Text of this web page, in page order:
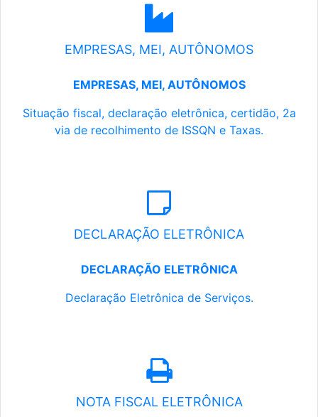
EMPRESAS, MEI, AUTÔNOMOS
EMPRESAS, MEI, AUTÔNOMOS
Situação fiscal, declaração eletrônica, certidão, 2a
via de recolhimento de ISSQN e Taxas.
DECLARAÇÃO ELETRÔNICA
DECLARAÇÃO ELETRÔNICA
Declaração Eletrônica de Serviços.
NOTA FISCAL ELETRÔNICA